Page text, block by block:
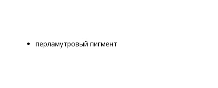
перламутровый пигмент